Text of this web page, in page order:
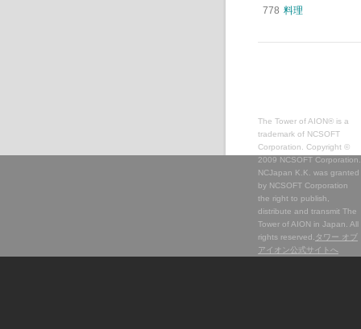
778 料理
The Tower of AION® is a
trademark of NCSOFT
Corporation. Copyright ©
2009 NCSOFT Corporation.
NCJapan K.K. was granted
by NCSOFT Corporation
the right to publish,
distribute and transmit The
Tower of AION in Japan. All
rights reserved. タワー オブ
アイオン公式サイトへ